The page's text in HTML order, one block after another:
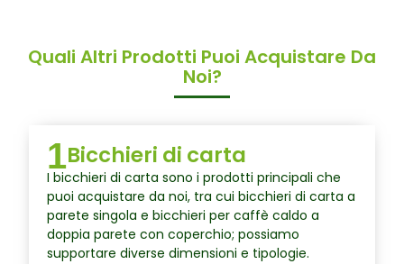
Quali Altri Prodotti Puoi Acquistare Da
Noi?
1Bicchieri di carta
I bicchieri di carta sono i prodotti principali che
puoi acquistare da noi, tra cui bicchieri di carta a
parete singola e bicchieri per caffè caldo a
doppia parete con coperchio; possiamo
supportare diverse dimensioni e tipologie.